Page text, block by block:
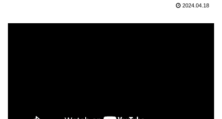
2024.04.18